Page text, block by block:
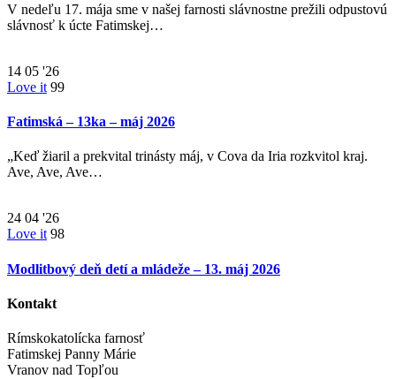
V nedeľu 17. mája sme v našej farnosti slávnostne prežili odpustovú
slávnosť k úcte Fatimskej…
14 05 '26
Love it 99
Fatimská – 13ka – máj 2026
„Keď žiaril a prekvital trinásty máj, v Cova da Iria rozkvitol kraj.
Ave, Ave, Ave…
24 04 '26
Love it 98
Modlitbový deň detí a mládeže – 13. máj 2026
Kontakt
Rímskokatolícka farnosť
Fatimskej Panny Márie
Vranov nad Topľou